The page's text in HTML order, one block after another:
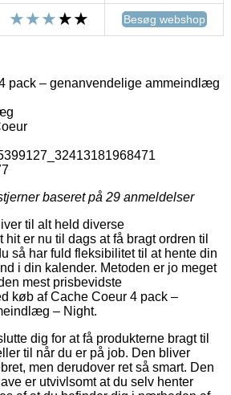
Besøg webshop
pack – genanvendelige ammeindlæg
baseret på 29 anmeldelser
til alt held diverse
hit er nu til dags at få bragt ordren til
så har fuld fleksibilitet til at hente din
i din kalender. Metoden er jo meget
mest prisbevidste
køb af Cache Coeur 4 pack –
– Night.
dig for at få produkterne bragt til
til når du er på job. Den bliver
men derudover ret så smart. Den
er utvivlsomt at du selv henter